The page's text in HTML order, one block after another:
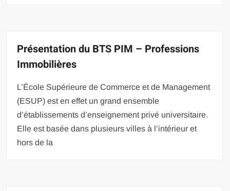
Présentation du BTS PIM – Professions
Immobilières
L’École Supérieure de Commerce et de Management
(ESUP) est en effet un grand ensemble
d’établissements d’enseignement privé universitaire.
Elle est basée dans plusieurs villes à l’intérieur et
hors de la